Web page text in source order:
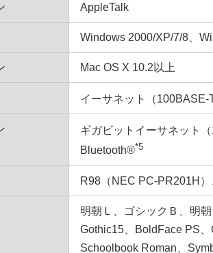
AppleTalk
Windows 2000/XP/7/8、
Mac OS X 10.2以上
イーサネット（
ギガビットイーサネット
Bluetooth®*5
R98（NEC PC-PR201H
明朝Ｌ、ゴシックＢ、明
Gothic15、BoldFace PS
Schoolbook Roman、